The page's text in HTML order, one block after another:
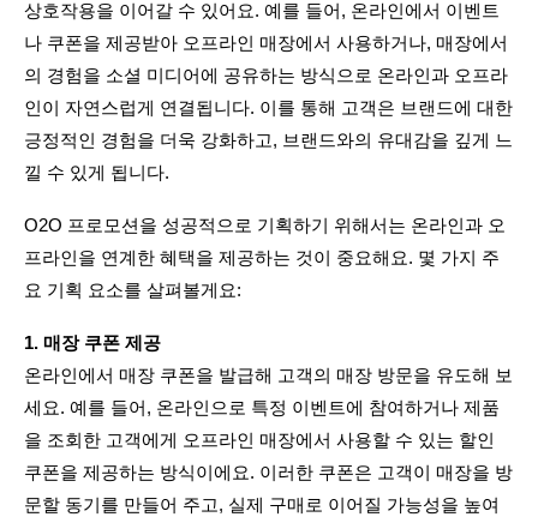
상호작용을 이어갈 수 있어요. 예를 들어, 온라인에서 이벤트
나 쿠폰을 제공받아 오프라인 매장에서 사용하거나, 매장에서
의 경험을 소셜 미디어에 공유하는 방식으로 온라인과 오프라
인이 자연스럽게 연결됩니다. 이를 통해 고객은 브랜드에 대한
긍정적인 경험을 더욱 강화하고, 브랜드와의 유대감을 깊게 느
낄 수 있게 됩니다.
O2O 프로모션을 성공적으로 기획하기 위해서는 온라인과 오
프라인을 연계한 혜택을 제공하는 것이 중요해요. 몇 가지 주
요 기획 요소를 살펴볼게요:
1. 매장 쿠폰 제공
온라인에서 매장 쿠폰을 발급해 고객의 매장 방문을 유도해 보
세요. 예를 들어, 온라인으로 특정 이벤트에 참여하거나 제품
을 조회한 고객에게 오프라인 매장에서 사용할 수 있는 할인
쿠폰을 제공하는 방식이에요. 이러한 쿠폰은 고객이 매장을 방
문할 동기를 만들어 주고, 실제 구매로 이어질 가능성을 높여